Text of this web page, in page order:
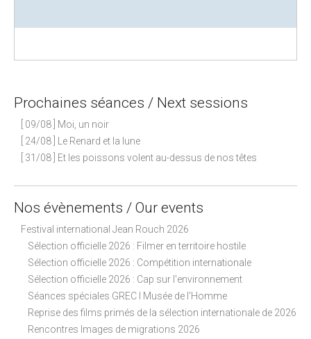
Prochaines séances / Next sessions
[ 09/08 ] Moi, un noir
[ 24/08 ] Le Renard et la lune
[ 31/08 ] Et les poissons volent au-dessus de nos têtes
Nos évènements / Our events
Festival international Jean Rouch 2026
Sélection officielle 2026 : Filmer en territoire hostile
Sélection officielle 2026 : Compétition internationale
Sélection officielle 2026 : Cap sur l'environnement
Séances spéciales GREC I Musée de l'Homme
Reprise des films primés de la sélection internationale de 2026
Rencontres Images de migrations 2026